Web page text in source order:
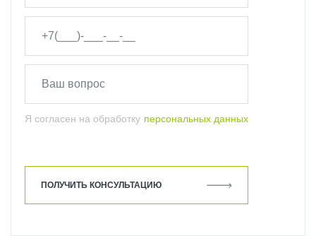
Я согласен на обработку персональных данных
ПОЛУЧИТЬ КОНСУЛЬТАЦИЮ